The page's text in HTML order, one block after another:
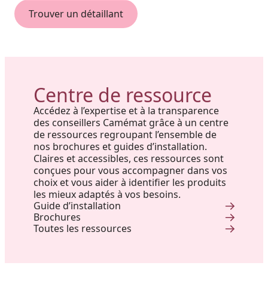
Trouver un détaillant
Centre de ressource
Accédez à l’expertise et à la transparence
des conseillers Camémat grâce à un centre
de ressources regroupant l’ensemble de
nos brochures et guides d’installation.
Claires et accessibles, ces ressources sont
conçues pour vous accompagner dans vos
choix et vous aider à identifier les produits
les mieux adaptés à vos besoins.
Guide d’installation
Brochures
Toutes les ressources